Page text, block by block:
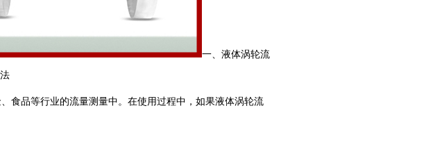
一、液体涡轮流
食品等行业的流量测量中。在使用过程中，如果液体涡轮流